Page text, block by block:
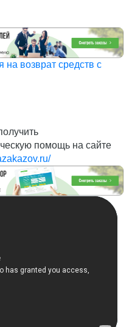
на возврат средств с
помощь на сайте